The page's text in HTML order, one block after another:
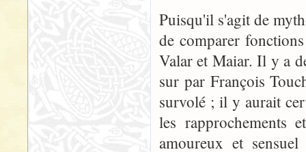
Puisqu'il s'agit de
de comparer
Valar et Maiar. Il y a
sur par François
survolé ; il y aurait
les rapprochements
amoureux et